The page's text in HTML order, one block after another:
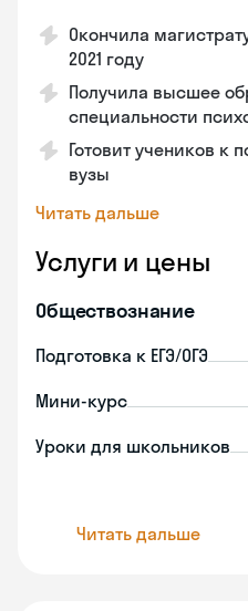
Окончила
2021 году
Получила высшее
специальности
Готовит учеников к
вузы
Читать дальше
Услуги и цены
Обществознание
Подготовка к ЕГЭ/ОГЭ
Мини-курс
Уроки для школьников
Читать дальше